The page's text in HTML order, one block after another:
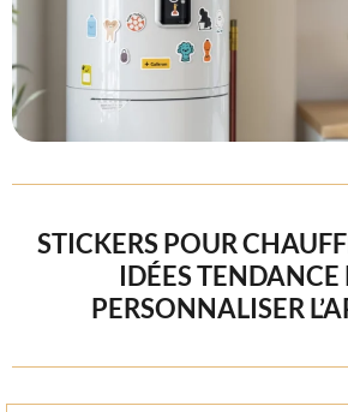
STICKERS POUR
IDÉES TENDANCE
PERSONNALISER